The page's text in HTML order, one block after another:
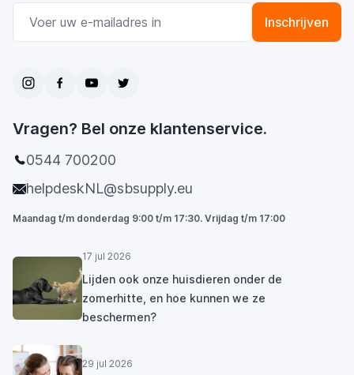
Inschrijven
Vragen? Bel onze klantenservice.
0544 700200
helpdeskNL@sbsupply.eu
Maandag t/m donderdag 9:00 t/m 17:30. Vrijdag t/m 17:00
17 jul 2026
Lijden ook onze huisdieren onder de
zomerhitte, en hoe kunnen we ze
beschermen?
29 jul 2026